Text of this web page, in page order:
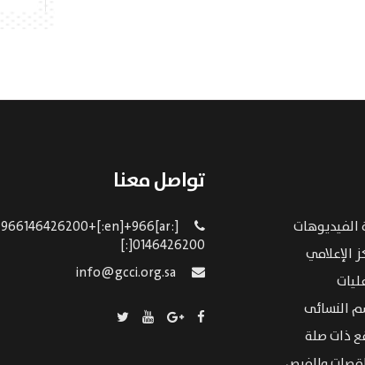
الفيديوهات
الإعلامي
النسائى
ذات صلة
تواصل معنا
[:ar]966146426200+[:en]+966
0146426200[:]